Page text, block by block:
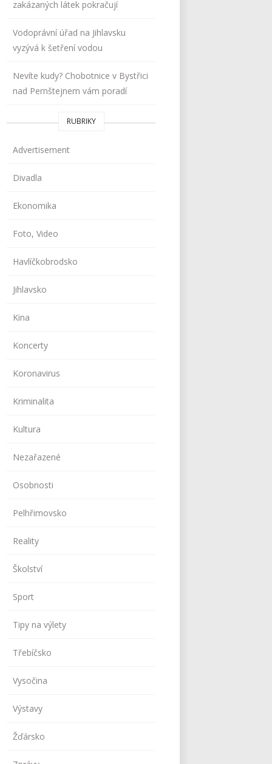
zakázaných látek pokračují
Vodoprávní úřad na Jihlavsku
vyzývá k šetření vodou
Nevíte kudy? Chobotnice v Bystřici
nad Pernštejnem vám poradí
RUBRIKY
Advertisement
Divadla
Ekonomika
Foto, Video
Havlíčkobrodsko
Jihlavsko
Kina
Koncerty
Koronavirus
Kriminalita
Kultura
Nezařazené
Osobnosti
Pelhřimovsko
Reality
Školství
Sport
Tipy na výlety
Třebíčsko
Vysočina
Výstavy
Žďársko